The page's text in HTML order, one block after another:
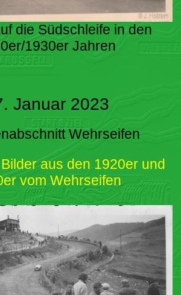
die Südschleife in den
1930er Jahren
Januar 2023
Wehrseifen
aus den 1920er und
vom Wehrseifen